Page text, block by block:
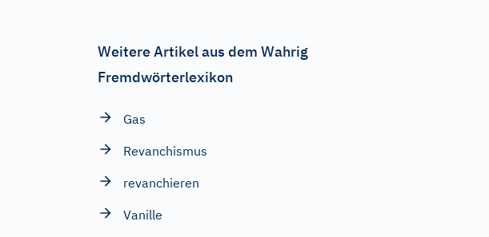
Weitere Artikel aus dem Wahrig
Fremdwörterlexikon
Gas
Revanchismus
revanchieren
Vanille